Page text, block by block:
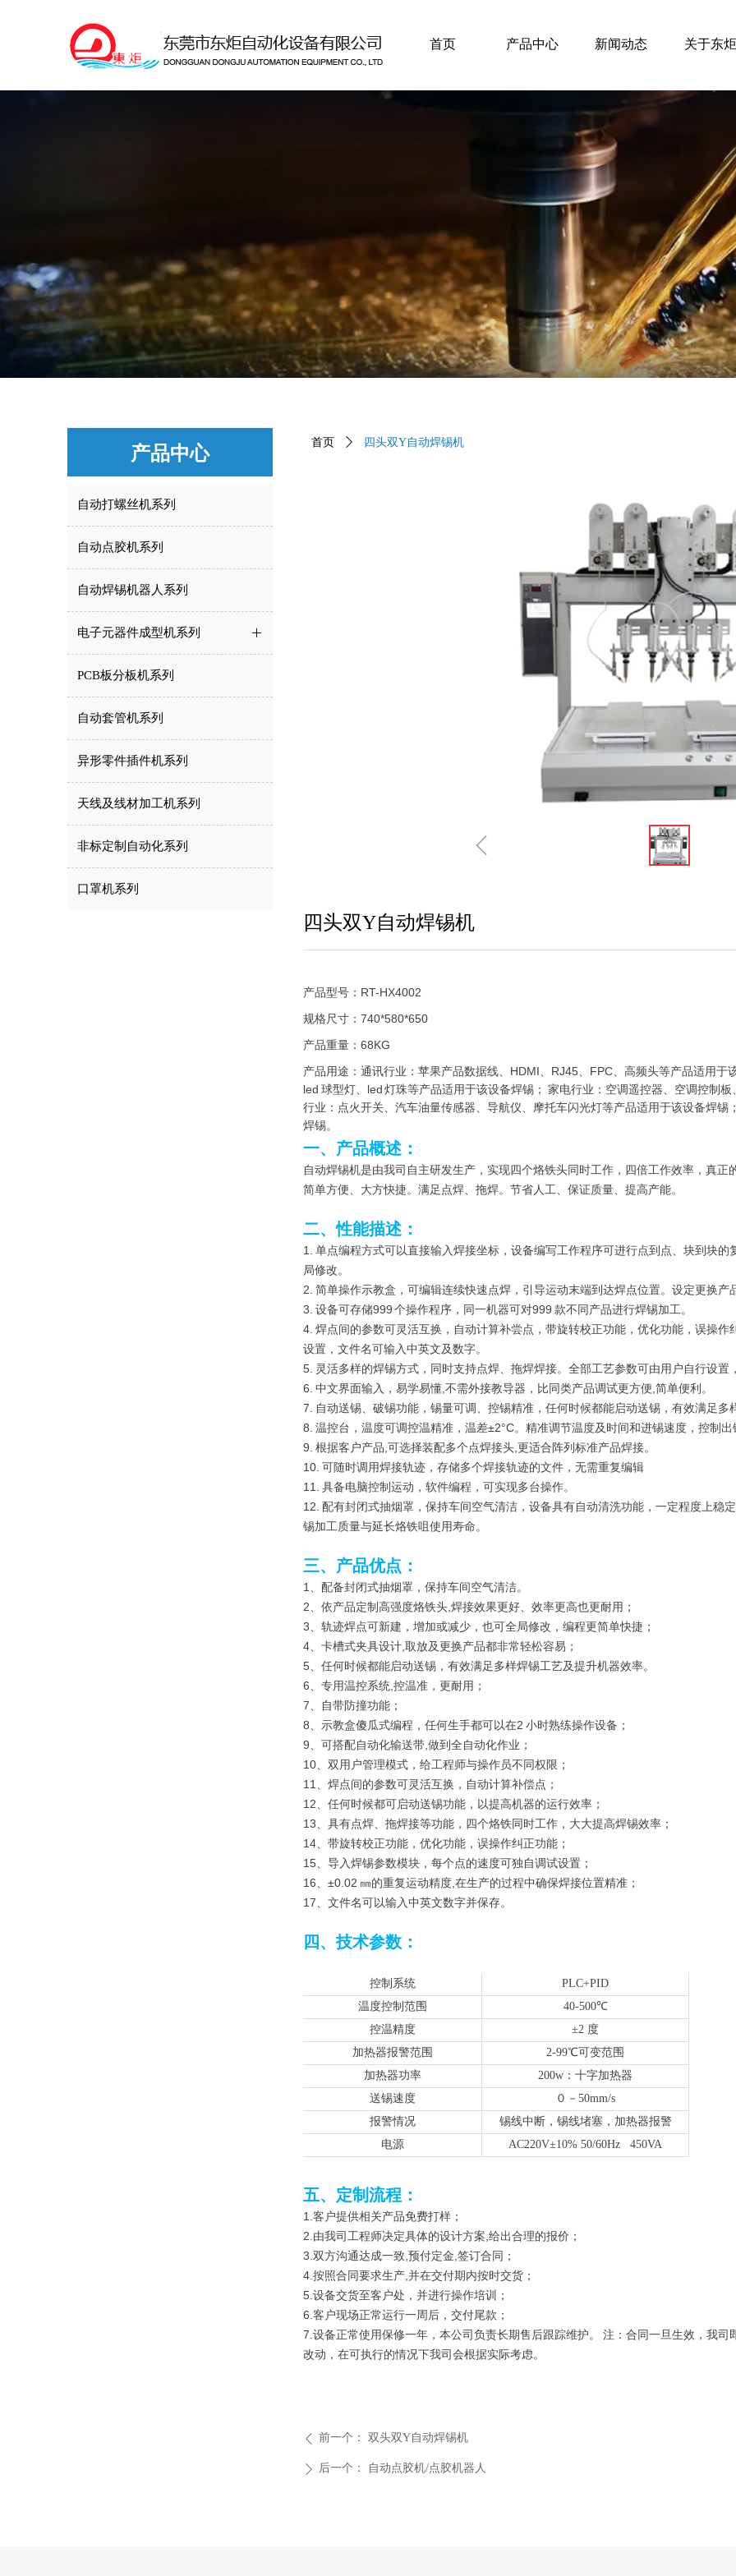
首页 产品中心 新闻动态 关于东炬
产品中心
自动打螺丝机系列
自动点胶机系列
自动焊锡机器人系列
ꄶ
电子元器件成型机系列
PCB板分板机系列
自动套管机系列
异形零件插件机系列
天线及线材加工机系列
非标定制自动化系列
口罩机系列
首页 ꄲ 四头双Y自动焊锡机
ꁆ
四头双Y自动焊锡机
产品型号：RT-HX4002
规格尺寸：740*580*650
产品重量：68KG
产品用途：通讯行业：苹果产品数据线、HDMI、RJ45、FPC、高频头等产品适用于
led 球型灯、led 灯珠等产品适用于该设备焊锡； 家电行业：空调遥控器、空调控制
行业：点火开关、汽车油量传感器、导航仪、摩托车闪光灯等产品适用于该设备焊
焊锡。
一、产品概述：
自动焊锡机是由我司自主研发生产，实现四个烙铁头同时工作，四倍工作效率，真正
简单方便、大方快捷。满足点焊、拖焊。节省人工、保证质量、提高产能。
二、性能描述：
1. 单点编程方式可以直接输入焊接坐标，设备编写工作程序可进行点到点、块到块
局修改。
2. 简单操作示教盒，可编辑连续快速点焊，引导运动末端到达焊点位置。设定更换产
3. 设备可存储999 个操作程序，同一机器可对999 款不同产品进行焊锡加工。
4. 焊点间的参数可灵活互换，自动计算补尝点，带旋转校正功能，优化功能，误操
设置，文件名可输入中英文及数字。
5. 灵活多样的焊锡方式，同时支持点焊、拖焊焊接。全部工艺参数可由用户自行设置
6. 中文界面输入，易学易懂,不需外接教导器，比同类产品调试更方便,简单便利。
7. 自动送锡、破锡功能，锡量可调、控锡精准，任何时候都能启动送锡，有效满足多
8. 温控台，温度可调控温精准，温差±2°C。精准调节温度及时间和进锡速度，控制出
9. 根据客户产品,可选择装配多个点焊接头,更适合阵列标准产品焊接。
10. 可随时调用焊接轨迹，存储多个焊接轨迹的文件，无需重复编辑
11. 具备电脑控制运动，软件编程，可实现多台操作。
12. 配有封闭式抽烟罩，保持车间空气清洁，设备具有自动清洗功能，一定程度上稳
锡加工质量与延长烙铁咀使用寿命。
三、产品优点：
1、配备封闭式抽烟罩，保持车间空气清洁。
2、依产品定制高强度烙铁头,焊接效果更好、效率更高也更耐用；
3、轨迹焊点可新建，增加或减少，也可全局修改，编程更简单快捷；
4、卡槽式夹具设计,取放及更换产品都非常轻松容易；
5、任何时候都能启动送锡，有效满足多样焊锡工艺及提升机器效率。
6、专用温控系统,控温准，更耐用；
7、自带防撞功能；
8、示教盒傻瓜式编程，任何生手都可以在2 小时熟练操作设备；
9、可搭配自动化输送带,做到全自动化作业；
10、双用户管理模式，给工程师与操作员不同权限；
11、焊点间的参数可灵活互换，自动计算补偿点；
12、任何时候都可启动送锡功能，以提高机器的运行效率；
13、具有点焊、拖焊接等功能，四个烙铁同时工作，大大提高焊锡效率；
14、带旋转校正功能，优化功能，误操作纠正功能；
15、导入焊锡参数模块，每个点的速度可独自调试设置；
16、±0.02 ㎜的重复运动精度,在生产的过程中确保焊接位置精准；
17、文件名可以输入中英文数字并保存。
四、技术参数：
控制系统
PLC+PID
温度控制范围
40-500℃
控温精度
±2 度
加热器报警范围
2-99℃可变范围
加热器功率
200w：十字加热器
送锡速度
０－50mm/s
报警情况
锡线中断，锡线堵塞，加热器报警
电源
AC220V±10% 50/60Hz 450VA
五、定制流程：
1.客户提供相关产品免费打样；
2.由我司工程师决定具体的设计方案,给出合理的报价；
3.双方沟通达成一致,预付定金,签订合同；
4.按照合同要求生产,并在交付期内按时交货；
5.设备交货至客户处，并进行操作培训；
6.客户现场正常运行一周后，交付尾款；
7.设备正常使用保修一年，本公司负责长期售后跟踪维护。 注：合同一旦生效，我
改动，在可执行的情况下我司会根据实际考虑。
ꄴ 前一个： 双头双Y自动焊锡机
ꄲ 后一个： 自动点胶机/点胶机器人